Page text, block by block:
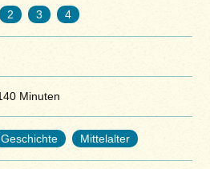
2 3 4
Minuten
Geschichte Mittelalter